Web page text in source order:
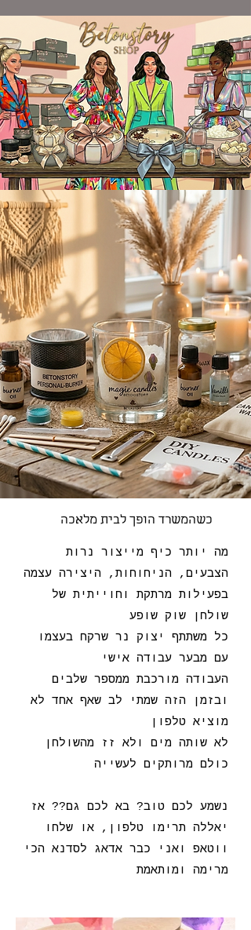
כשהמשרד הופך לבית מלאכה
מה יותר כיף מייצור נרות
הצבעים, הניחוחות, היצירה עצמה
בפעילות מרתקת וחוייתית של
שולחן שוק שופע
כל משתתף יצוק נר שרקח בעצמו
עם מבער עבודה אישי
העבודה מורכבת ממספר שלבים
ובזמן הזה שמתי לב שאף אחד לא
מוציא טלפון
לא שותה מים ולא זז מהשולחן
כולם מרותקים לעשייה
נשמע לכם טוב? בא לכם גם?? אז
יאללה תרימו טלפון, או שלחו
ווטאפ ואני כבר אדאג לסדנא הכי
מרימה ומותאמת